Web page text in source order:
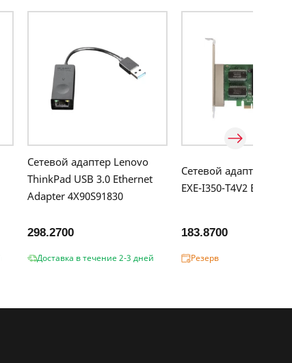
Сетевой адаптер Lenovo
ThinkPad USB 3.0 Ethernet
Adapter 4X90S91830
298.2700
Доставка в течение 2-3 дней
Сетевой адаптер
EXE-I350-T4V2
183.8700
Резерв